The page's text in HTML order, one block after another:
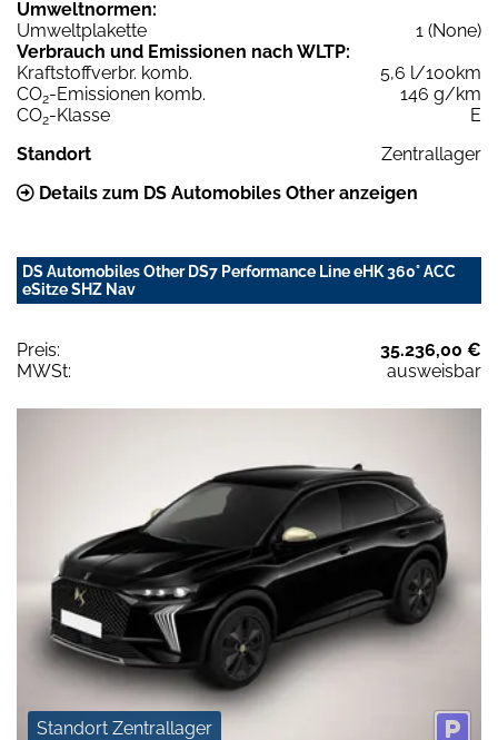
Umweltnormen:
Umweltplakette
1 (None)
Verbrauch und Emissionen nach WLTP:
Kraftstoffverbr. komb.
5,6 l/100km
CO2-Emissionen komb.
146 g/km
CO2-Klasse
E
Standort
Zentrallager
Details zum DS Automobiles Other anzeigen
DS Automobiles Other DS7 Performance Line eHK 360° ACC
eSitze SHZ Nav
Preis:
35.236,00 €
MWSt:
ausweisbar
Standort Zentrallager